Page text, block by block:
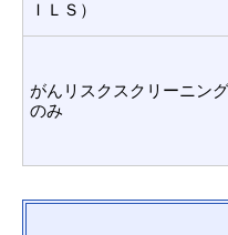
ＩＬＳ）
がんリスクスクリーニン
のみ